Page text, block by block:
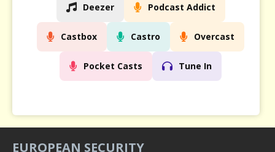
Deezer Podcast Addict
Castbox Castro Overcast
Pocket Casts Tune In
EUROPEAN SECURITY